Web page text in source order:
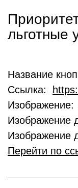
льготные
Название
Ссылка:
Изображение:
Изображение
Изображение
Перейти по